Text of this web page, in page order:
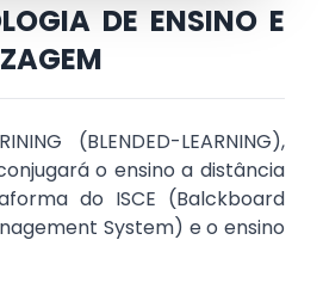
DE ENSINO E
(BLENDED-LEARNING),
o ensino a distância
do ISCE (Balckboard
System) e o ensino